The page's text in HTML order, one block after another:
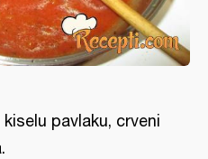
pavlaku, crveni